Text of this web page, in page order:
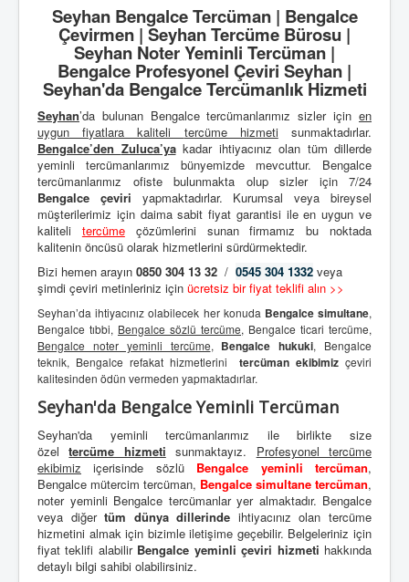
Seyhan Bengalce Tercüman | Bengalce
Çevirmen | Seyhan Tercüme Bürosu |
Seyhan Noter Yeminli Tercüman |
Bengalce Profesyonel Çeviri Seyhan |
Seyhan'da Bengalce Tercümanlık Hizmeti
Seyhan’da bulunan Bengalce tercümanlarımız sizler için en
uygun fiyatlara kaliteli tercüme hizmetisunmaktadırlar.
Bengalce’den Zuluca’yakadar ihtiyacınız olan tüm dillerde
yeminli tercümanlarımız bünyemizde mevcuttur. Bengalce
tercümanlarımız ofiste bulunmakta olup sizler için 7/24
Bengalce çeviri yapmaktadırlar. Kurumsal veya bireysel
müşterilerimiz için daima sabit fiyat garantisi ile en uygun ve
kaliteli tercümeçözümlerini sunan firmamız bu noktada
kalitenin öncüsü olarak hizmetlerini sürdürmektedir.
Bizi hemen arayın 0850 304 13 32 / 0545 304 1332 veya
şimdi çeviri metinleriniz için ücretsiz bir fiyat teklifi alın >>
Seyhan’da ihtiyacınız olabilecek her konuda Bengalce simultane,
Bengalce tıbbi, Bengalce sözlü tercüme, Bengalce ticari tercüme,
Bengalce noter yeminli tercüme, Bengalce hukuki, Bengalce
teknik, Bengalce refakat hizmetlerini
tercüman ekibimizçeviri
kalitesinden ödün vermeden yapmaktadırlar.
Seyhan'da Bengalce Yeminli Tercüman
Seyhan'da yeminli tercümanlarımız ile birlikte size
özeltercüme hizmeti sunmaktayız. Profesyonel tercüme
ekibimiz içerisinde sözlü Bengalce yeminli tercüman,
Bengalce mütercim tercüman, Bengalce simultane tercüman,
noter yeminli Bengalce tercümanlar yer almaktadır. Bengalce
veya diğertüm dünya dillerinde ihtiyacınız olan tercüme
hizmetini almak için bizimle iletişime geçebilir. Belgeleriniz için
fiyat teklifi alabilir Bengalce yeminli çeviri hizmeti hakkında
detaylı bilgi sahibi olabilirsiniz.